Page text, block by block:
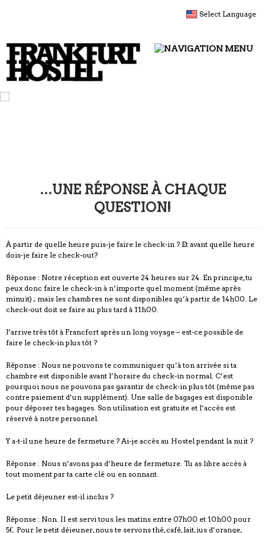
Select Language
MENU
…UNE RÉPONSE À CHAQUE
QUESTION!
À partir de quelle heure puis-je faire le check-in ? Et avant quelle heure
dois-je faire le check-out?
Réponse : Notre réception est ouverte 24 heures sur 24. En principe, tu
peux donc faire le check-in à n’importe quel moment (même après
minuit) ; mais les chambres ne sont disponibles qu’à partir de 14h00. Le
check-out doit se faire au plus tard à 11h00.
J’arrive très tôt à Francfort après un long voyage – est-ce possible de
faire le check-in plus tôt ?
Réponse : Nous ne pouvons te communiquer qu’à ton arrivée si ta
chambre est disponible avant l’horaire du check-in normal. C’est
pourquoi nous ne pouvons pas garantir de check-in plus tôt (même pas
contre paiement d’un supplément). Une salle de bagages est disponible
pour déposer tes bagages. Son utilisation est gratuite et l’accès est
réservé à notre personnel.
Y a-t-il une heure de fermeture ? Ai-je accès au Hostel pendant la nuit ?
Réponse : Nous n’avons pas d’heure de fermeture. Tu as libre accès à
tout moment par ta carte clé ou en sonnant.
Le petit déjeuner est-il inclus ?
Réponse : Non. Il est servi tous les matins entre 07h00 et 10h00 pour
5€. Pour le petit déjeuner, nous te servons thé, café, lait, jus d’orange,